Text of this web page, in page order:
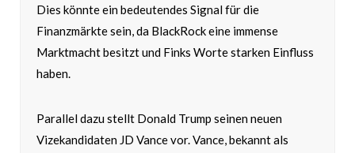
Dies könnte ein bedeutendes Signal für die
Finanzmärkte sein, da BlackRock eine immense
Marktmacht besitzt und Finks Worte starken Einfluss
haben.
Parallel dazu stellt Donald Trump seinen neuen
Vizekandidaten JD Vance vor. Vance, bekannt als